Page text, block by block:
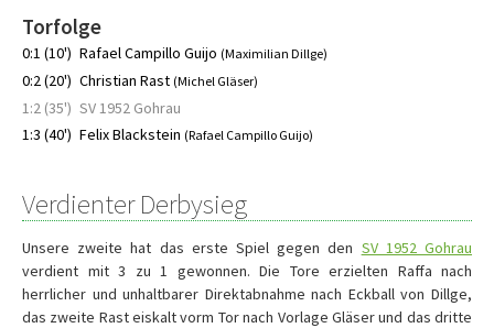
Torfolge
0:1 (10') Rafael Campillo Guijo (Maximilian Dillge)
0:2 (20') Christian Rast (Michel Gläser)
1:2 (35') SV 1952 Gohrau
1:3 (40') Felix Blackstein (Rafael Campillo Guijo)
Verdienter Derbysieg
Unsere zweite hat das erste Spiel gegen den SV 1952 Gohrau
verdient mit 3 zu 1 gewonnen. Die Tore erzielten Raffa nach
herrlicher und unhaltbarer Direktabnahme nach Eckball von Dillge,
das zweite Rast eiskalt vorm Tor nach Vorlage Gläser und das dritte